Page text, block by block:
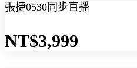
張捷0530同步直播
NT$3,999